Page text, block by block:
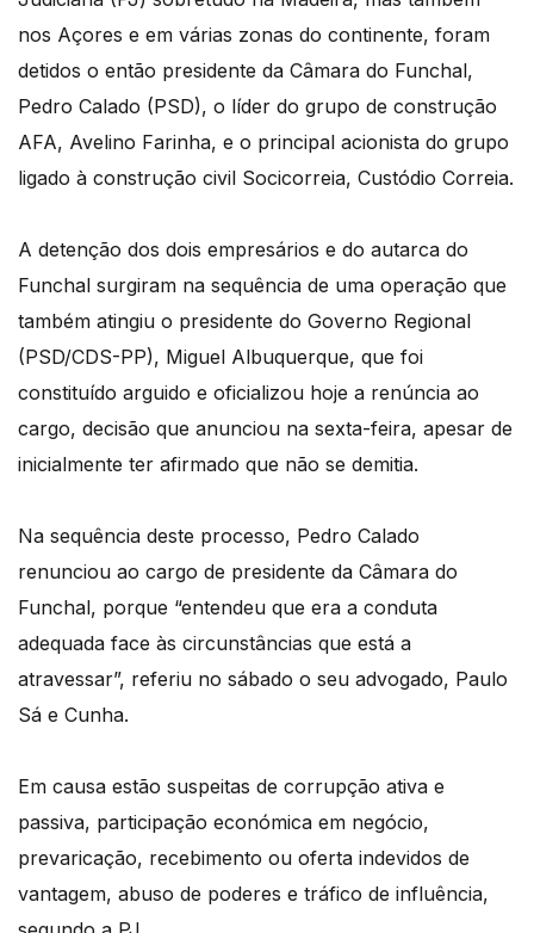
nos Açores e em várias zonas do continente, foram
detidos o então presidente da Câmara do Funchal,
Pedro Calado (PSD), o líder do grupo de construção
AFA, Avelino Farinha, e o principal acionista do grupo
ligado à construção civil Socicorreia, Custódio Correia.
A detenção dos dois empresários e do autarca do
Funchal surgiram na sequência de uma operação que
também atingiu o presidente do Governo Regional
(PSD/CDS-PP), Miguel Albuquerque, que foi
constituído arguido e oficializou hoje a renúncia ao
cargo, decisão que anunciou na sexta-feira, apesar de
inicialmente ter afirmado que não se demitia.
Na sequência deste processo, Pedro Calado
renunciou ao cargo de presidente da Câmara do
Funchal, porque “entendeu que era a conduta
adequada face às circunstâncias que está a
atravessar”, referiu no sábado o seu advogado, Paulo
Sá e Cunha.
Em causa estão suspeitas de corrupção ativa e
passiva, participação económica em negócio,
prevaricação, recebimento ou oferta indevidos de
vantagem, abuso de poderes e tráfico de influência,